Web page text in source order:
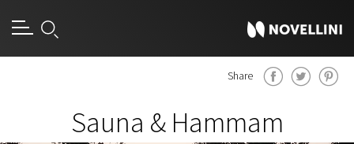
Share
Sauna & Hammam